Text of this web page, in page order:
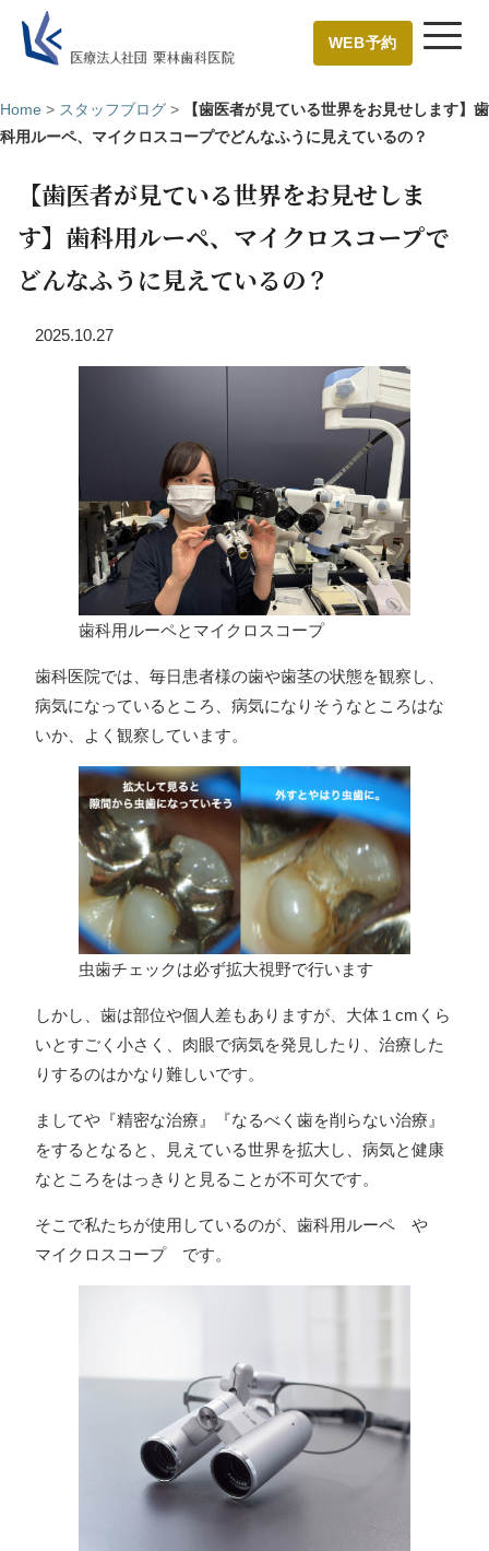
WEB予約
Home > スタッフブログ >
【歯医者が見ている世界をお見せします】歯
科用ルーペ、マイクロスコープでどんなふうに見えているの？
【歯医者が見ている世界をお見せしま
す】歯科用ルーペ、マイクロスコープで
どんなふうに見えているの？
2025.10.27
歯科用ルーペとマイクロスコープ
歯科医院では、毎日患者様の歯や歯茎の状態を観察し、
病気になっているところ、病気になりそうなところはな
いか、よく観察しています。
虫歯チェックは必ず拡大視野で行います
しかし、歯は部位や個人差もありますが、大体１cmくら
いとすごく小さく、肉眼で病気を発見したり、治療した
りするのはかなり難しいです。
ましてや『精密な治療』『なるべく歯を削らない治療』
をするとなると、見えている世界を拡大し、病気と健康
なところをはっきりと見ることが不可欠です。
そこで私たちが使用しているのが、歯科用ルーペ や
マイクロスコープ です。